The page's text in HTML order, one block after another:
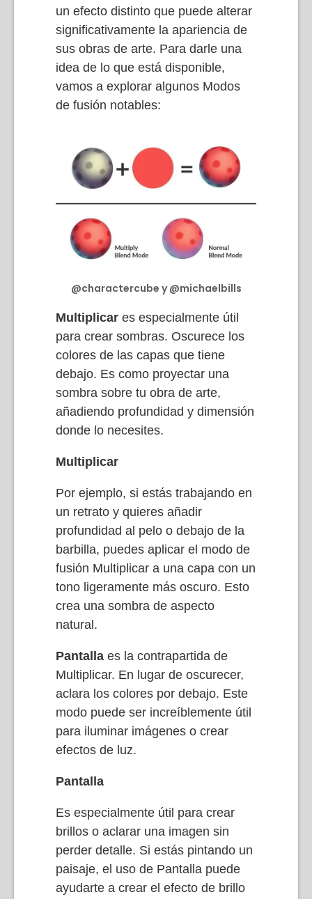
un efecto distinto que puede alterar
significativamente la apariencia de
sus obras de arte. Para darle una
idea de lo que está disponible,
vamos a explorar algunos Modos
de fusión notables:
@charactercube y @michaelbills
Multiplicar es especialmente útil
para crear sombras. Oscurece los
colores de las capas que tiene
debajo. Es como proyectar una
sombra sobre tu obra de arte,
añadiendo profundidad y dimensión
donde lo necesites.
Multiplicar
Por ejemplo, si estás trabajando en
un retrato y quieres añadir
profundidad al pelo o debajo de la
barbilla, puedes aplicar el modo de
fusión Multiplicar a una capa con un
tono ligeramente más oscuro. Esto
crea una sombra de aspecto
natural.
Pantalla es la contrapartida de
Multiplicar. En lugar de oscurecer,
aclara los colores por debajo. Este
modo puede ser increíblemente útil
para iluminar imágenes o crear
efectos de luz.
Pantalla
Es especialmente útil para crear
brillos o aclarar una imagen sin
perder detalle. Si estás pintando un
paisaje, el uso de Pantalla puede
ayudarte a crear el efecto de brillo